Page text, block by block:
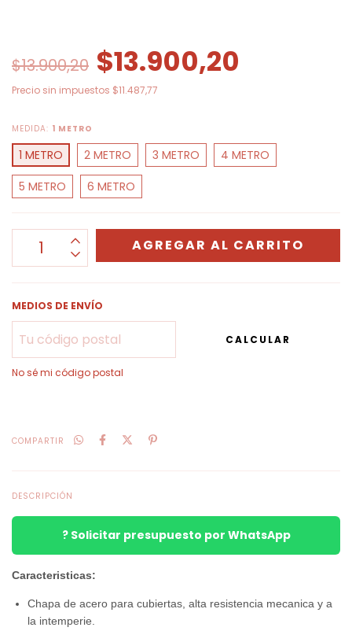
$13.900,20 $13.900,20
Precio sin impuestos $11.487,77
MEDIDA: 1 METRO
1 METRO 2 METRO 3 METRO
4 METRO
5 METRO
6 METRO
MEDIOS DE ENVÍO
CALCULAR
No sé mi código postal
COMPARTIR
DESCRIPCIÓN
? Solicitar presupuesto por WhatsApp
Caracteristicas:
Chapa de acero para cubiertas, alta resistencia mecanica y a
la intemperie.